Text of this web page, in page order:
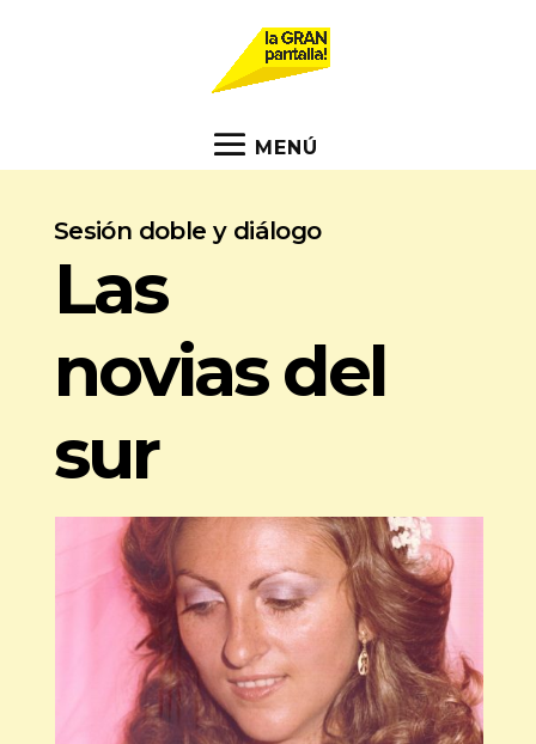
Sesión doble y diálogo
Las
novias del
sur